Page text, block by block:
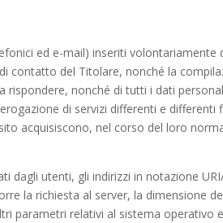
ed e-mail) inseriti volontariamente
contatto del Titolare, nonché la
nonché di tutti i dati
di servizi differenti e differenti
acquisiscono, nel corso del loro
dagli utenti, gli indirizzi in notazione
la richiesta al server, la dimensione
parametri relativi al sistema operativo e